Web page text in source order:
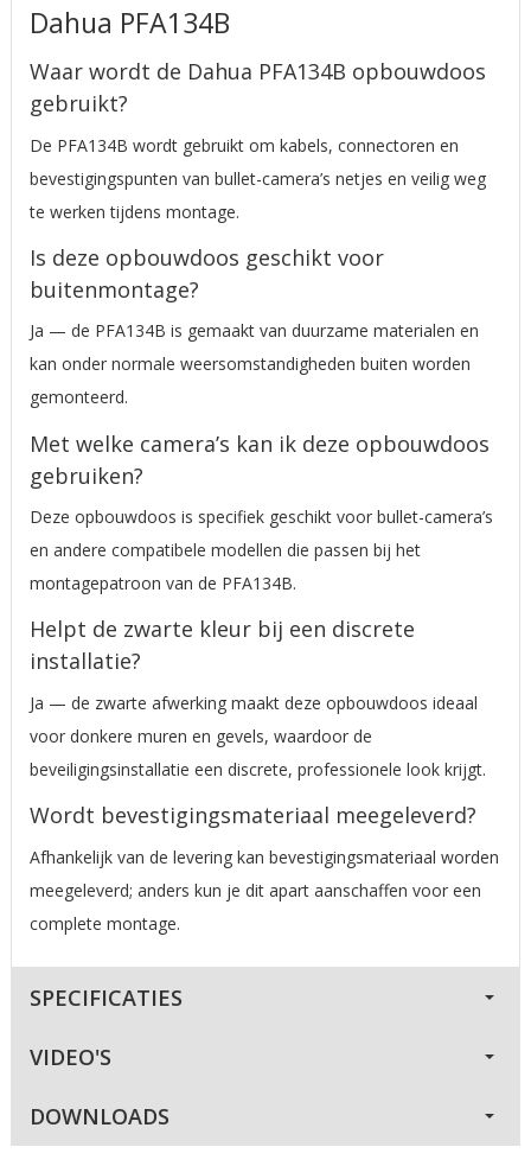
Dahua PFA134B
Waar wordt de Dahua PFA134B opbouwdoos
gebruikt?
De PFA134B wordt gebruikt om kabels, connectoren en
bevestigingspunten van bullet-camera’s netjes en veilig weg
te werken tijdens montage.
Is deze opbouwdoos geschikt voor
buitenmontage?
Ja — de PFA134B is gemaakt van duurzame materialen en
kan onder normale weersomstandigheden buiten worden
gemonteerd.
Met welke camera’s kan ik deze opbouwdoos
gebruiken?
Deze opbouwdoos is specifiek geschikt voor bullet-camera’s
en andere compatibele modellen die passen bij het
montagepatroon van de PFA134B.
Helpt de zwarte kleur bij een discrete
installatie?
Ja — de zwarte afwerking maakt deze opbouwdoos ideaal
voor donkere muren en gevels, waardoor de
beveiligingsinstallatie een discrete, professionele look krijgt.
Wordt bevestigingsmateriaal meegeleverd?
Afhankelijk van de levering kan bevestigingsmateriaal worden
meegeleverd; anders kun je dit apart aanschaffen voor een
complete montage.
SPECIFICATIES
VIDEO'S
DOWNLOADS